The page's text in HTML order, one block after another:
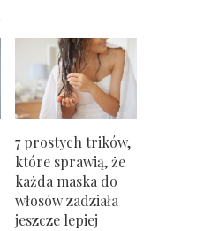
7 prostych trików,
które sprawią, że
każda maska do
włosów zadziała
jeszcze lepiej